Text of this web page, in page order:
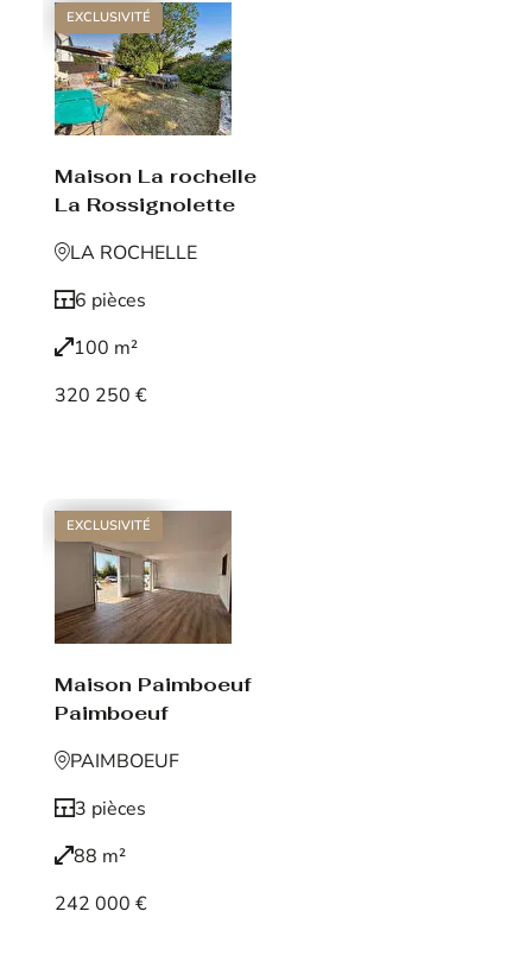
EXCLUSIVITÉ
Maison La rochelle
La Rossignolette
LA ROCHELLE
6 pièces
100 m²
320 250 €
EXCLUSIVITÉ
Maison Paimboeuf
Paimboeuf
PAIMBOEUF
3 pièces
88 m²
242 000 €